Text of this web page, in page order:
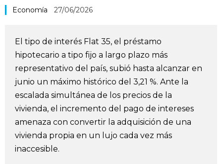
Vídeos e imágenes
En profundidad
Más
Noticias official SNS
Economía 27/06/2026
El tipo de interés Flat 35, el préstamo
hipotecario a tipo fijo a largo plazo más
representativo del país, subió hasta alcanzar en
junio un máximo histórico del 3,21 %. Ante la
escalada simultánea de los precios de la
vivienda, el incremento del pago de intereses
amenaza con convertir la adquisición de una
vivienda propia en un lujo cada vez más
inaccesible.